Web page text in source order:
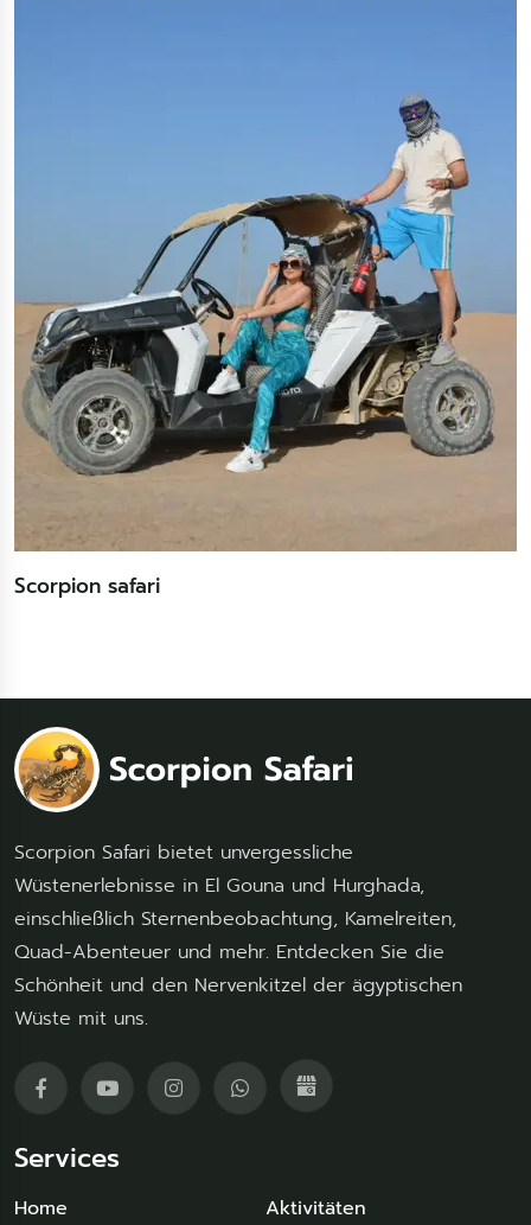
Scorpion safari
Scorpion Safari bietet unvergessliche
Wüstenerlebnisse in El Gouna und Hurghada,
einschließlich Sternenbeobachtung, Kamelreiten,
Quad-Abenteuer und mehr. Entdecken Sie die
Schönheit und den Nervenkitzel der ägyptischen
Wüste mit uns.
Services
Home
Aktivitäten